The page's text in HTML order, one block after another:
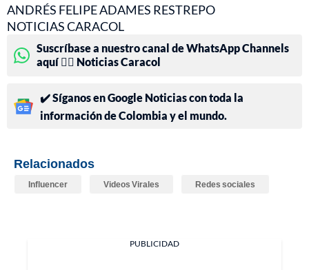
ANDRÉS FELIPE ADAMES RESTREPO
NOTICIAS CARACOL
Suscríbase a nuestro canal de WhatsApp Channels
aquí 👉🏻 Noticias Caracol
✔️ Síganos en Google Noticias con toda la
información de Colombia y el mundo.
Relacionados
Influencer Videos Virales Redes sociales
PUBLICIDAD